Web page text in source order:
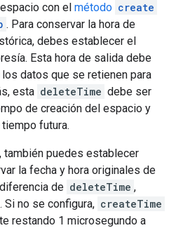
con el método create
. Para conservar la hora de
debes establecer el
Esta hora de salida debe
datos que se retienen para
esta deleteTime debe ser
de creación del espacio y
futura.
, también puedes establecer
la fecha y hora originales de
de deleteTime ,
Si no se configura, createTime
restando 1 microsegundo a